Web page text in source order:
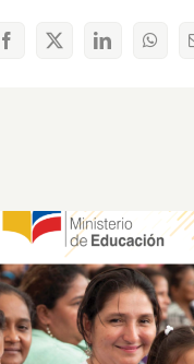
Facebook
X LinkedIn
Educando en familia